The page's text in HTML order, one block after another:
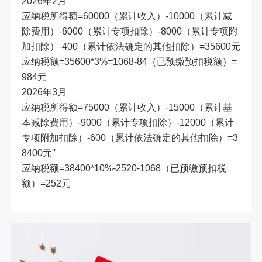
应纳税所得额=60000（累计收入）-10000（累计减
除费用）-6000（累计专项扣除）-8000（累计专项附
加扣除）-400（累计依法确定的其他扣除）=35600元
应纳税额=35600*3%=1068-84（已预缴预扣税额）=
984元
2026年3月
应纳税所得额=75000（累计收入）-15000（累计基
本减除费用）-9000（累计专项扣除）-12000（累计
专项附加扣除）-600（累计依法确定的其他扣除）=3
8400元''
应纳税额=38400*10%-2520-1068（已预缴预扣税
额）=252元